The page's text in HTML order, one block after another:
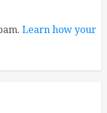
Learn how your